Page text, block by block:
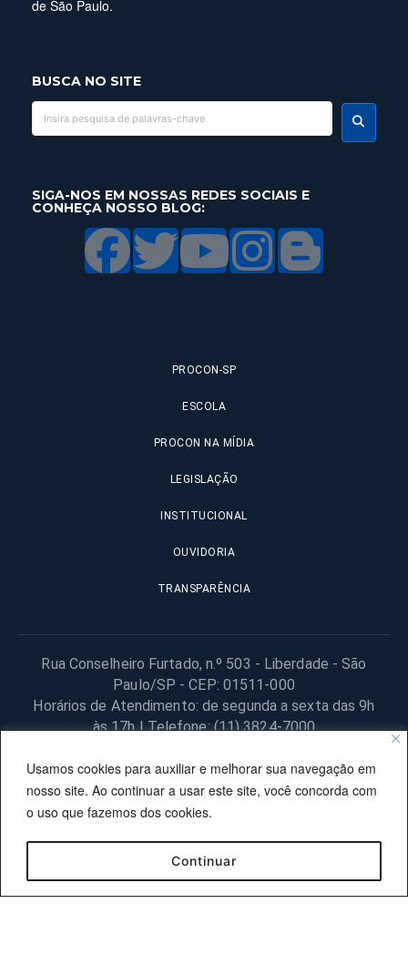
Usamos cookies para auxiliar e melhorar sua navegação em
nosso site. Ao continuar a usar este site, você concorda com
o uso que fazemos dos cookies.
Continuar
de São Paulo.
BUSCA NO SITE
SIGA-NOS EM NOSSAS REDES SOCIAIS E
CONHEÇA NOSSO BLOG:
PROCON-SP
ESCOLA
PROCON NA MÍDIA
LEGISLAÇÃO
INSTITUCIONAL
OUVIDORIA
TRANSPARÊNCIA
Rua Conselheiro Furtado, n.º 503 - Liberdade - São
Paulo/SP - CEP: 01511-000
Horários de Atendimento: de segunda a sexta das 9h
às 17h | Telefone: (11) 3824-7000
© 2025 Fundação Procon – SP – Todos os direitos reservados. |
Site desenvolvido pela PRODESP.